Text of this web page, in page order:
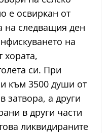
е освиркан от
на следващия ден
на
хората,
си. При
към 3500 души от
затвора, а други
в други части
ликвидираните